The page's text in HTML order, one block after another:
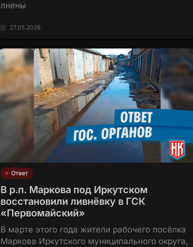
лнены
27.05.2026
Ответ
В р.п. Маркова под Иркутском
восстановили ливнёвку в ГСК
«Первомайский»
В марте этого года жители рабочего посёлка
Маркова Иркутского муниципального округа,